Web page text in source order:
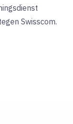
Swisscom.